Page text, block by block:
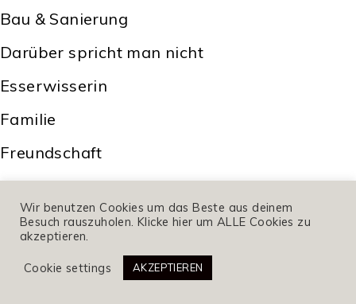
Bau & Sanierung
Darüber spricht man nicht
Esserwisserin
Familie
Freundschaft
Gesundheit
Grün & Garten
Wir benutzen Cookies um das Beste aus deinem
Besuch rauszuholen. Klicke hier um ALLE Cookies zu
akzeptieren.
Cookie settings AKZEPTIEREN